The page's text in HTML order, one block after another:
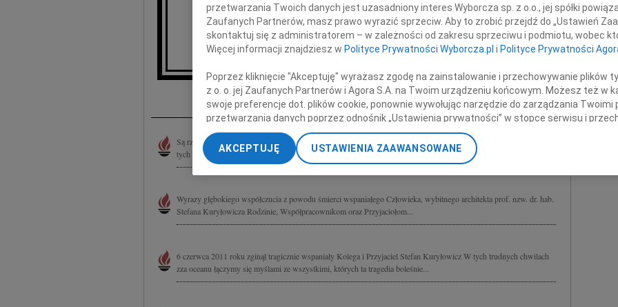
Andrzej Bulanda i Włodzimierz Mucha
wraz z zespołem
Inne kondolencje
Są rzeczy, które trudno pojąć rozumem i których zrozumieć nie chcemy, lecz one same przychodzą nieproszone... W
tych niezwykle trudnych dniach Rodzinie naszego Mistrza i Nauczyciela...
Wyrazy głębokiego współczucia z powodu śmierci wspaniałego Człowieka, wybitnego architekta prof. nzw. dr. hab.
Stefana Kuryłowicza Rodzinie, Współpracownikom oraz Przyjaciołom...
6 czerwca 2011 roku zginął tragicznie wspaniały Kolega i Przyjaciel Stefan Kuryłowicz W tych trudnych chwilach
zza oceanu łączymy się myślami ze wszystkimi, których ta tragedia boleśnie...
Asia
przetwarzania Twoich danych jest uzasadniony interes Wyborcza sp. z o.o., jej spółki
Zaufanych Partnerów, masz prawo wyrazić sprzeciw. Aby to zrobić przejdź do „Ustawień
skontaktuj się z administratorem – w zależności od zakresu sprzeciwu i podmiotu, wobec
Więcej informacji znajdziesz w Polityce Prywatności Wyborcza.pl i Polityce Prywatności
Poprzez kliknięcie "Akceptuję" wyrażasz zgodę na zainstalowanie i przechowywanie plików
z o. o. jej Zaufanych Partnerów i Agora S.A. na Twoim urządzeniu końcowym. Możesz też w
swoje preferencje dot. plików cookie, ponownie wywołując narzędzie do zarządzania Twoimi
przetwarzania danych poprzez odnośnik „Ustawienia prywatności” w stopce serwisu i
„Ustawienia zaawansowane”. Zmiana ustawień plików cookie możliwa jest także za pomocą
My, nasi Zaufani Partnerzy i Agora S.A. możemy przetwarzać dane osobowe w
dokładnych danych geolokalizacyjnych. Aktywne skanowanie charakterystyki urządzenia do
treści, badnie odbiorców i ulepszanie usług.Lista Zaufanych Partnerów
USTAWIENIA ZAAWANSOWANE
AKCEPTUJĘ